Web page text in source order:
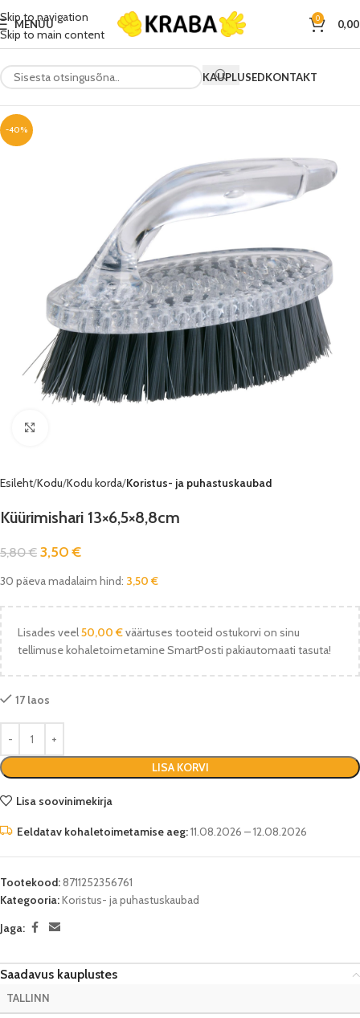
Skip to navigation
Skip to main content
MENÜÜ 0
KAUPLUSEDKONTAKT
-40%
Esileht Kodu Kodu korda Koristus- ja puhastuskaubad
Küürimishari 13×6,5×8,8cm
5,80€ 3,50€
30 päeva madalaim hind: 3,50 €
Lisades veel50,00 €väärtuses tooteid ostukorvi on sinu
tellimuse kohaletoimetamine SmartPosti pakiautomaati tasuta!
17 laos
LISA KORVI
Lisa soovinimekirja
Eeldatav kohaletoimetamise aeg:11.08.2026 – 12.08.2026
Tootekood:8711252356761
Kategooria:Koristus- ja puhastuskaubad
Jaga:
Saadavus kauplustes
TALLINN